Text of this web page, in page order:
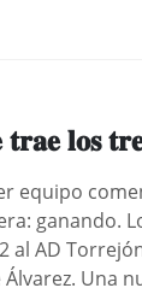
𝐥𝐨𝐬
equipo
ganando.
al AD
Una